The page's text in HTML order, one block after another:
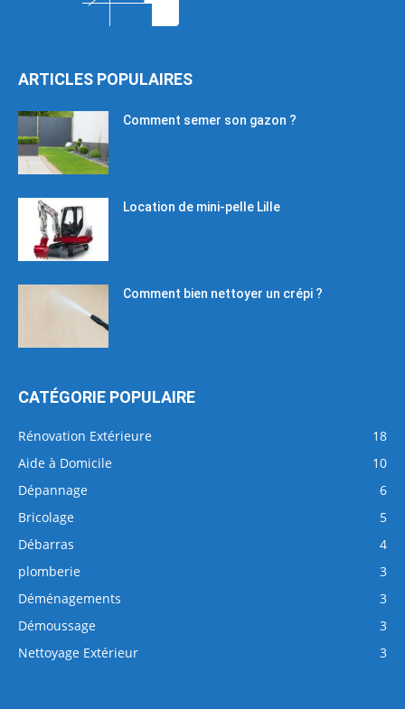
ARTICLES POPULAIRES
Comment semer son gazon ?
Location de mini-pelle Lille
Comment bien nettoyer un crépi ?
CATÉGORIE POPULAIRE
Rénovation Extérieure
18
Aide à Domicile
10
Dépannage
6
Bricolage
5
Débarras
4
plomberie
3
Déménagements
3
Démoussage
3
Nettoyage Extérieur
3